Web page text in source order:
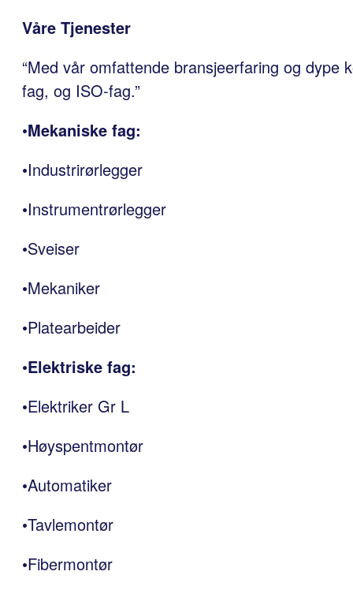
Våre Tjenester
“Med vår omfattende bransjeerfaring og
fag, og ISO-fag.”
•Mekaniske fag:
•Industrirørlegger
•Instrumentrørlegger
•Sveiser
•Mekaniker
•Platearbeider
•Elektriske fag:
•Elektriker Gr L
•Høyspentmontør
•Automatiker
•Tavlemontør
•Fibermontør